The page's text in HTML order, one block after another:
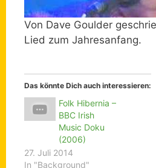
Von Dave Goulder
Lied zum Jahresanfang.
Das könnte Dich auch interessieren:
Folk Hibernia –
BBC Irish
Music Doku
(2006)
27. Juli 2014
In "Background"